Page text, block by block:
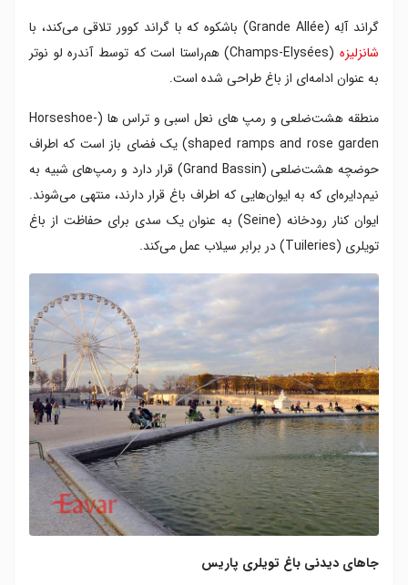
گراند آلِه (Grande Allée) باشکوه که با گراند کوور تلاقی می‌کند، با
شانزلیزه
(Champs-Elysées) هم‌راستا است که توسط آندره لو نوتر
به عنوان ادامه‌ای از باغ طراحی شده است.
منطقه هشت‌ضلعی و رمپ های نعل اسبی و تراس ها (Horseshoe-
shaped ramps and rose garden) یک فضای باز است که اطراف
حوضچه هشت‌ضلعی (Grand Bassin) قرار دارد و رمپ‌های شبیه به
نیم‌دایره‌ای که به ایوان‌هایی که اطراف باغ قرار دارند، منتهی می‌شوند.
ایوان کنار رودخانه (Seine) به عنوان یک سدی برای حفاظت از باغ
تویلری (Tuileries) در برابر سیلاب عمل می‌کند.
جاهای دیدنی باغ تویلری پاریس